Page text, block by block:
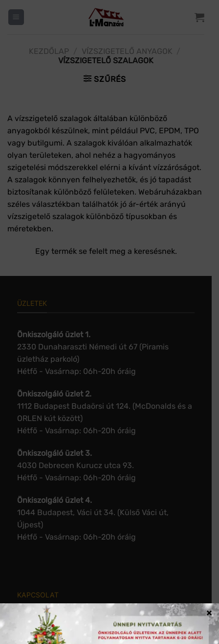
KEZDŐLAP VÍZSZIGETELŐ ANYAGOK
VÍZSZIGETELŐ SZALAGOK
SZŰRÉS
A vízszigetelő szalagok általában különböző
anyagokból készülnek, mint például PVC, EPDM, TPO
vagy butilgumi. A szalagok kiválóan alkalmazhatók
olyan területeken, ahol nehéz a hagyományos
szigetelési módszerekkel elérni a kívánt vízzáróságot.
A szalagok könnyen felhelyezhetők, és jó tapadást
biztosítanak különböző felületeken. Webáruházakban
széles választékban találhatók jó ár-érték arányú
vízszigetelő szalagok különböző típusokban és
méretekben.
Egy termék se felelt meg a keresésnek.
ÜZLETEK
Önkiszolgáló üzlet 1.
2330 Dunaharaszti Némedi út 67 (Piramis
üzletház parkoló)
Hétfő - Vasárnap: 06h-20h óráig
Önkiszolgáló üzlet 2.
1112 Budapest Budaörsi út 124. (McDonalds és a
ORLEN kút között)
Hétfő - Vasárnap: 06h-20h óráig
Önkiszolgáló üzlet 3.
4030 Debrecen Kurucz utca 93.
Hétfő - Vasárnap: 06h-20h óráig
Önkiszolgáló üzlet 4.
1044 Budapest, Váci út 34. (Külső Váci út,
Újpest)
Hétfő - Vasárnap: 06h-20h óráig
KAPCSOLAT
Termékinformáció, raktárkészlet, árak:
Telefon:+36 20 557 7555
×